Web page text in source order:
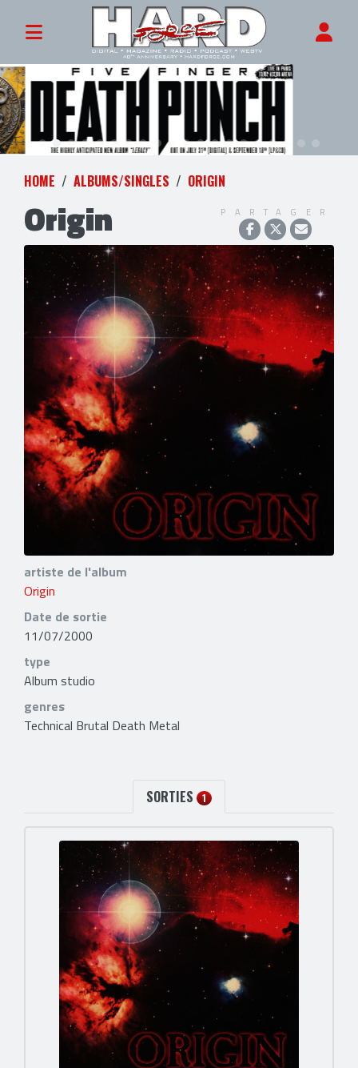
HOME ALBUMS/SINGLES ORIGIN
Origin PARTAGER
artiste de l'album
Origin
Date de sortie
11/07/2000
type
Album studio
genres
Technical Brutal Death Metal
SORTIES 1